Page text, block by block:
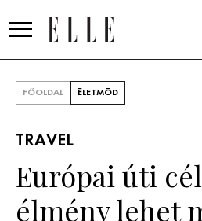
SZÉPSÉG
FŐOLDAL ÉLETMÓD
TRAVEL
Európai úti
élmény lehet